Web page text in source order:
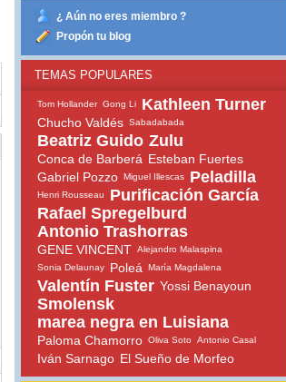
¿ Aún no eres miembro ?
Propón tu blog
TEMAS POPULARES
Tom Hollander Gong Li Kathleen Turner
Chucho Valdés Sabadabada
Beatriz Guido Zulu
Conca de Barberá Esteban Fuertes
Gabriel Pozzo Miguel Illescas Peladilla
Henri Rousseau
Purificación García
Rafael Spregelburd
Antonio Trashorras
GENE VINCENT Alejandro Malaspina
Sonia Delaunay
Poleá María Magdalena
Valentín Fuster Yossi Benayoun
Smolensk
marea negra en Luisiana
Paloma Chamorro Oliva Soto Antonio Casal
Iván Sarnago El Sueño de Morfeo